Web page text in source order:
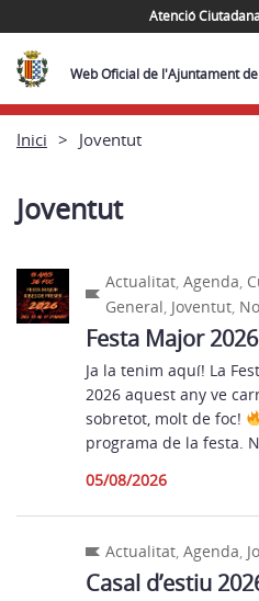
Atenció
Web Oficial de l'Ajuntament
Inici Joventut
Joventut
Actualitat,Agenda,
General, Joventut,
Festa Major 2026
Ja la tenim aquí! La
2026 aquest any ve
sobretot, molt de foc!
programa de la festa.
05/08/2026
Actualitat,Agenda,
Casal d’estiu